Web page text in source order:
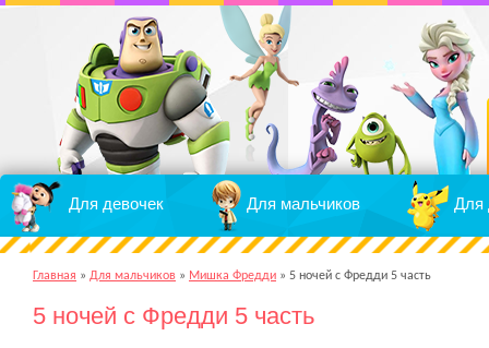
Для девочек Для мальчиков Для
Главная » Для мальчиков » Мишка Фредди » 5 ночей с Фредди 5 часть
5 ночей с Фредди 5 часть